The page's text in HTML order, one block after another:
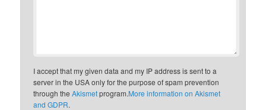
I accept that my given data and my IP address is sent to a
server in the USA only for the purpose of spam prevention
through theAkismetprogram.More information on Akismet
and GDPR.